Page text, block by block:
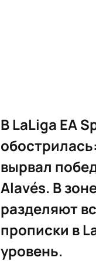
В LaLiga EA
вырвал
Alavés. В
разделяют
прописки в
уровень.